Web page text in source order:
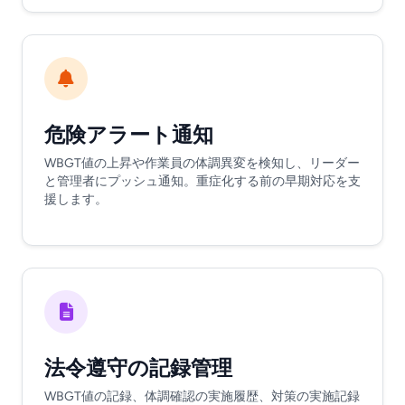
危険アラート通知
WBGT値の上昇や作業員の体調異変を検知し、リーダー
と管理者にプッシュ通知。重症化する前の早期対応を支
援します。
法令遵守の記録管理
WBGT値の記録、体調確認の実施履歴、対策の実施記録